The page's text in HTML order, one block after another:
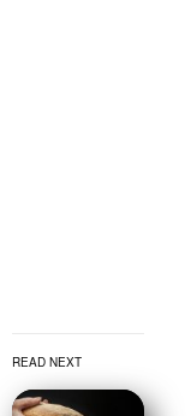
READ NEXT